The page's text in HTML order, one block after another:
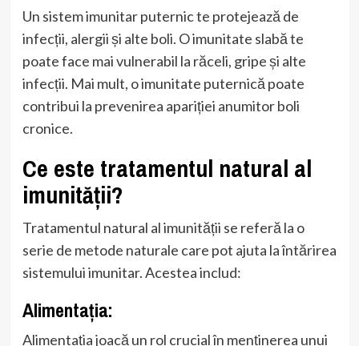
Un sistem imunitar puternic te protejează de
infecții, alergii și alte boli. O imunitate slabă te
poate face mai vulnerabil la răceli, gripe și alte
infecții. Mai mult, o imunitate puternică poate
contribui la prevenirea apariției anumitor boli
cronice.
Ce este tratamentul natural al
imunității?
Tratamentul natural al imunității se referă la o
serie de metode naturale care pot ajuta la întărirea
sistemului imunitar. Acestea includ:
Alimentația:
Alimentația joacă un rol crucial în menținerea unui